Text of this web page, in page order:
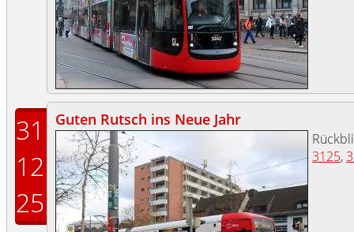
31
12
25
Guten Rutsch ins Neue Jahr
3125,